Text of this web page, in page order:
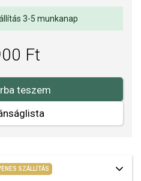
3-5 munkanap
Ft
teszem
SZÁLLÍTÁS